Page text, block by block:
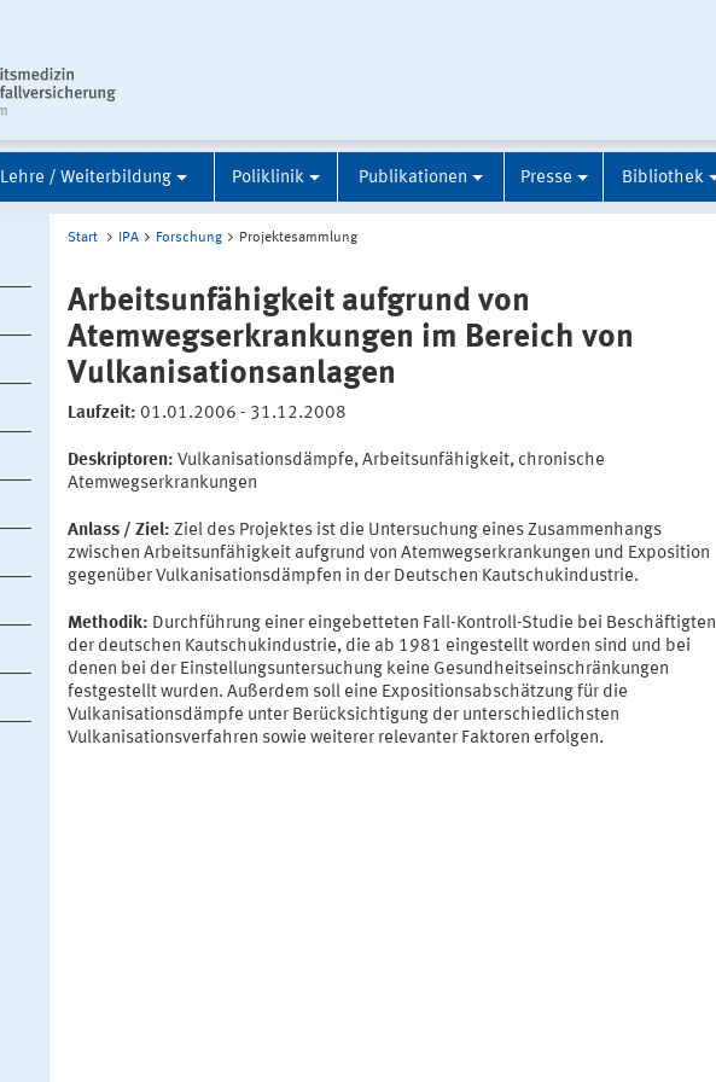
Lehre / Weiterbildung Poliklinik Publikationen Presse Bibliothek
Start IPA Forschung Projektesammlung
Arbeitsunfähigkeit aufgrund von
Atemwegserkrankungen im Bereich von
Vulkanisationsanlagen
Laufzeit: 01.01.2006 - 31.12.2008
Deskriptoren: Vulkanisationsdämpfe, Arbeitsunfähigkeit, chronische
Atemwegserkrankungen
Anlass / Ziel: Ziel des Projektes ist die Untersuchung eines Zusammenhangs
zwischen Arbeitsunfähigkeit aufgrund von Atemwegserkrankungen und Exposition
gegenüber Vulkanisationsdämpfen in der Deutschen Kautschukindustrie.
Methodik: Durchführung einer eingebetteten Fall-Kontroll-Studie bei Beschäftigten
der deutschen Kautschukindustrie, die ab 1981 eingestellt worden sind und bei
denen bei der Einstellungsuntersuchung keine Gesundheitseinschränkungen
festgestellt wurden. Außerdem soll eine Expositionsabschätzung für die
Vulkanisationsdämpfe unter Berücksichtigung der unterschiedlichsten
Vulkanisationsverfahren sowie weiterer relevanter Faktoren erfolgen.